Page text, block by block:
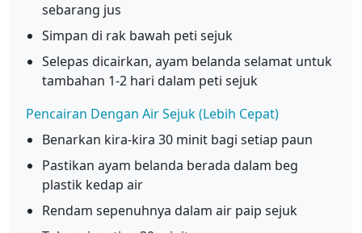
sebarang jus
Simpan di rak bawah peti sejuk
Selepas dicairkan, ayam belanda selamat untuk
tambahan 1-2 hari dalam peti sejuk
Pencairan Dengan Air Sejuk (Lebih Cepat)
Benarkan kira-kira 30 minit bagi setiap paun
Pastikan ayam belanda berada dalam beg
plastik kedap air
Rendam sepenuhnya dalam air paip sejuk